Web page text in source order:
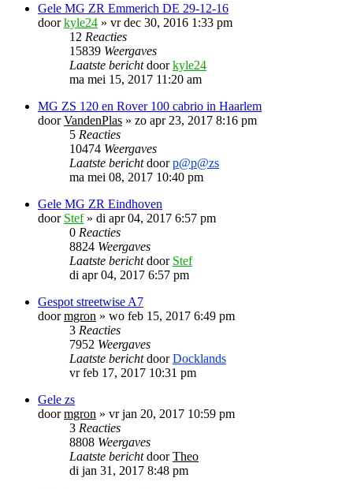
Gele MG ZR Emmerich DE 29-12-16
doorkyle24 » vr dec 30, 2016 1:33 pm
12 Reacties
15839 Weergaves
Laatste berichtdoorkyle24
ma mei 15, 2017 11:20 am
MG ZS 120 en Rover 100 cabrio in Haarlem
doorVandenPlas » zo apr 23, 2017 8:16 pm
5 Reacties
10474 Weergaves
Laatste berichtdoorp@p@zs
ma mei 08, 2017 10:40 pm
Gele MG ZR Eindhoven
door Stef» di apr 04, 2017 6:57 pm
0 Reacties
8824 Weergaves
Laatste berichtdoor Stef
di apr 04, 2017 6:57 pm
Gespot streetwise A7
doormgron » wo feb 15, 2017 6:49 pm
3 Reacties
7952 Weergaves
Laatste berichtdoorDocklands
vr feb 17, 2017 10:31 pm
Gele zs
doormgron » vr jan 20, 2017 10:59 pm
3 Reacties
8808 Weergaves
Laatste berichtdoorTheo
di jan 31, 2017 8:48 pm